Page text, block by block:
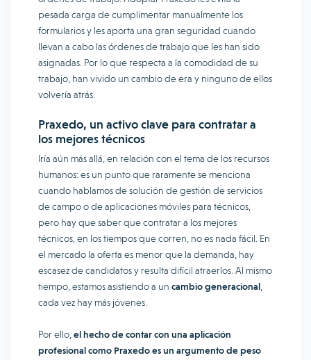
pesada carga de cumplimentar manualmente los
formularios y les aporta una gran seguridad cuando
llevan a cabo las órdenes de trabajo que les han sido
asignadas. Por lo que respecta a la comodidad de su
trabajo, han vivido un cambio de era y ninguno de ellos
volvería atrás.
Praxedo, un activo clave para contratar a
los mejores técnicos
Iría aún más allá, en relación con el tema de los recursos
humanos: es un punto que raramente se menciona
cuando hablamos de solución de gestión de servicios
de campo o de aplicaciones móviles para técnicos,
pero hay que saber que contratar a los mejores
técnicos, en los tiempos que corren, no es nada fácil. En
el mercado la oferta es menor que la demanda, hay
escasez de candidatos y resulta difícil atraerlos. Al mismo
tiempo, estamos asistiendo a un cambio generacional
cada vez hay más jóvenes.
Por ello, el hecho de contar con una aplicación
profesional como Praxedo es un argumento de peso